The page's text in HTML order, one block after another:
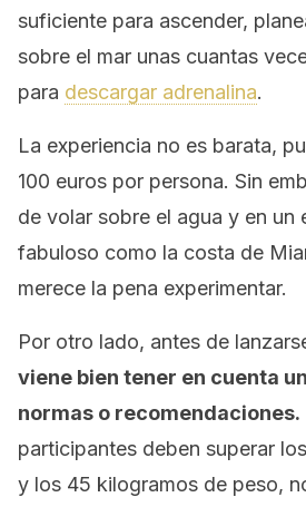
suficiente para ascender,
sobre el mar unas cuantas
para descargar adrenalina.
La experiencia no es barata,
100 euros por persona. Sin
de volar sobre el agua y en un
fabuloso como la costa de
merece la pena experimentar.
Por otro lado, antes de
viene bien tener en cuenta
normas o recomendaciones.
participantes deben superar
y los 45 kilogramos de peso,